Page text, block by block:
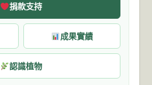
捐款支持
成果實績
認識植物